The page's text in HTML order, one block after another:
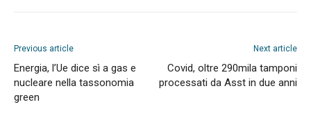
Previous article
Energia, l’Ue dice sì a gas e
nucleare nella tassonomia
green
Next article
Covid, oltre 290mila tamponi
processati da Asst in due anni